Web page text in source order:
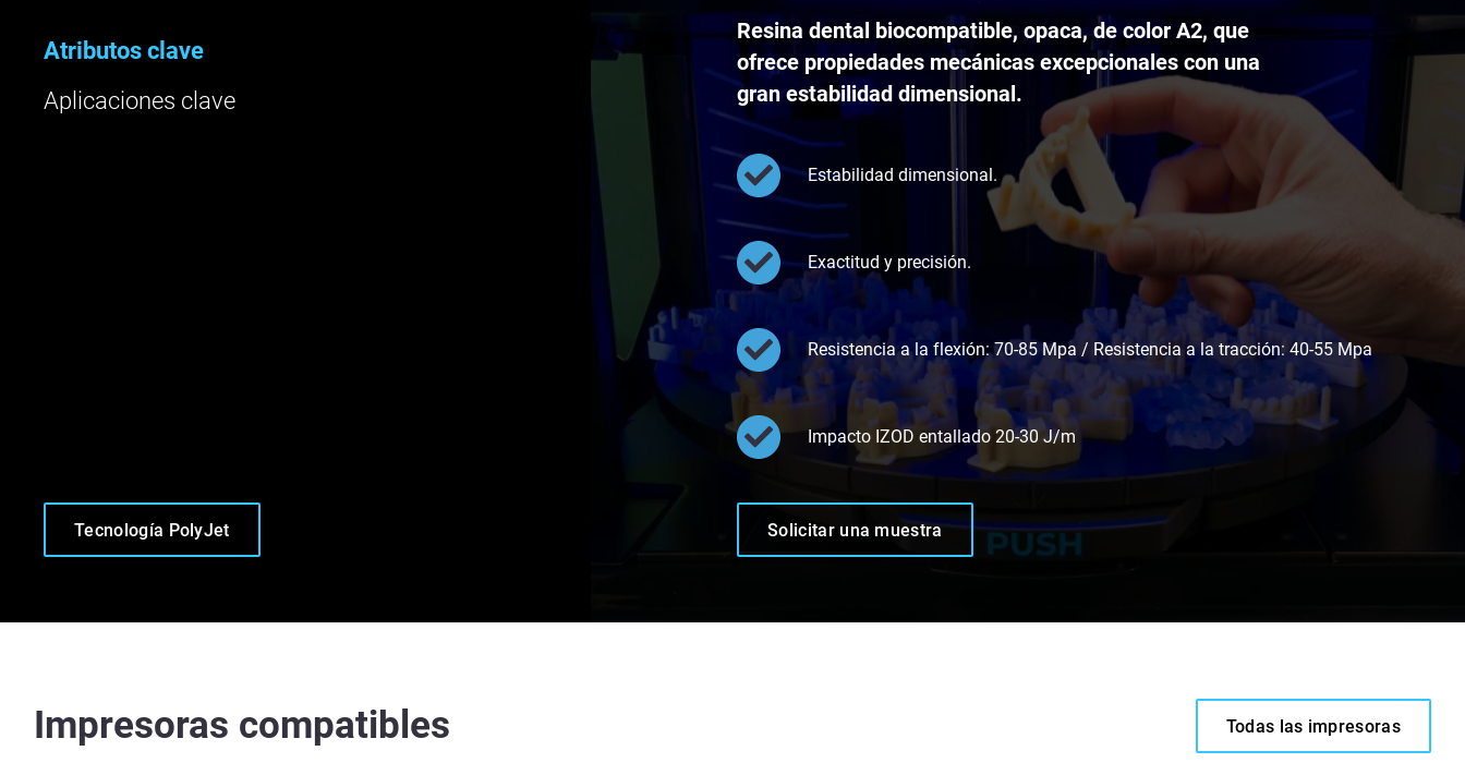
Atributos clave
Resina dental biocompatible, opaca, de color A2, que
ofrece propiedades mecánicas excepcionales con una
gran estabilidad dimensional.
Estabilidad dimensional.
Exactitud y precisión.
Resistencia a la flexión: 70-85 Mpa / Resistencia a la tracción: 40-55 Mpa
Impacto IZOD entallado 20-30 J/m
Solicitar una muestra
Aplicaciones clave
Tecnología PolyJet
Impresoras compatibles Todas las impresoras